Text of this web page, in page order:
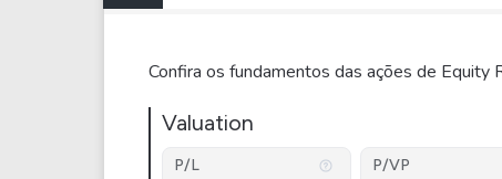
Confira os fundamentos das ações de Equity
Valuation
P/L P/VP